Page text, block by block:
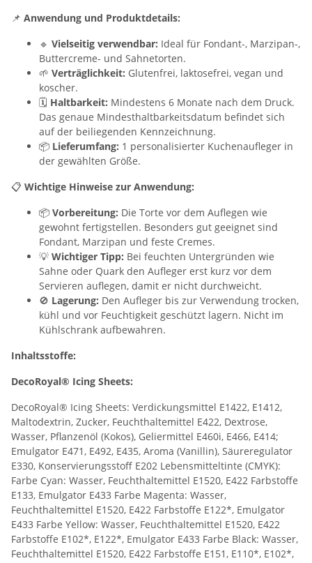
📌 Anwendung und Produktdetails:
🔹 Vielseitig verwendbar: Ideal für Fondant-, Marzipan-,
Buttercreme- und Sahnetorten.
🌱 Verträglichkeit: Glutenfrei, laktosefrei, vegan und
koscher.
🗓️ Haltbarkeit: Mindestens 6 Monate nach dem Druck.
Das genaue Mindesthaltbarkeitsdatum befindet sich
auf der beiliegenden Kennzeichnung.
📦 Lieferumfang: 1 personalisierter Kuchenaufleger in
der gewählten Größe.
📋 Wichtige Hinweise zur Anwendung:
📦 Vorbereitung: Die Torte vor dem Auflegen wie
gewohnt fertigstellen. Besonders gut geeignet sind
Fondant, Marzipan und feste Cremes.
💡 Wichtiger Tipp: Bei feuchten Untergründen wie
Sahne oder Quark den Aufleger erst kurz vor dem
Servieren auflegen, damit er nicht durchweicht.
🚫 Lagerung: Den Aufleger bis zur Verwendung trocken,
kühl und vor Feuchtigkeit geschützt lagern. Nicht im
Kühlschrank aufbewahren.
Inhaltsstoffe:
DecoRoyal® Icing Sheets:
DecoRoyal® Icing Sheets: Verdickungsmittel E1422, E1412,
Maltodextrin, Zucker, Feuchthaltemittel E422, Dextrose,
Wasser, Pflanzenöl (Kokos), Geliermittel E460i, E466, E414;
Emulgator E471, E492, E435, Aroma (Vanillin), Säureregulator
E330, Konservierungsstoff E202 Lebensmitteltinte (CMYK):
Farbe Cyan: Wasser, Feuchthaltemittel E1520, E422 Farbstoffe
E133, Emulgator E433 Farbe Magenta: Wasser,
Feuchthaltemittel E1520, E422 Farbstoffe E122*, Emulgator
E433 Farbe Yellow: Wasser, Feuchthaltemittel E1520, E422
Farbstoffe E102*, E122*, Emulgator E433 Farbe Black: Wasser,
Feuchthaltemittel E1520, E422 Farbstoffe E151, E110*, E102*,